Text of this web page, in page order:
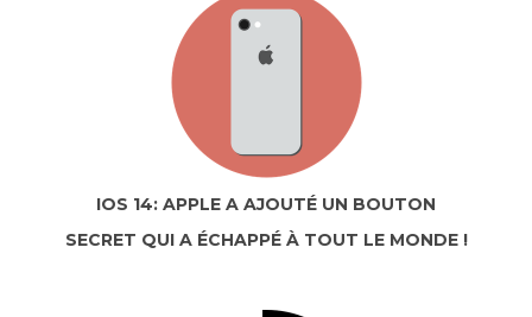
IOS 14: APPLE A AJOUTÉ UN BOUTON
SECRET QUI A ÉCHAPPÉ À TOUT LE MONDE !